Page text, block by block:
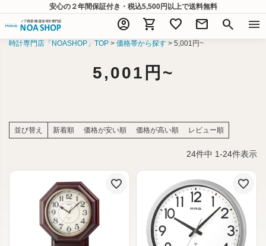
安心の２年間保証付き・税込5,500円以上で送料無料
account_circle shopping_cart favorite mail search menu
時計専門店「NOASHOP」TOP 価格帯から探す 5,001円~
5,001円~
並び替え 新着順 価格が安い順 価格が高い順 レビュー順
24件中 1-24件表示